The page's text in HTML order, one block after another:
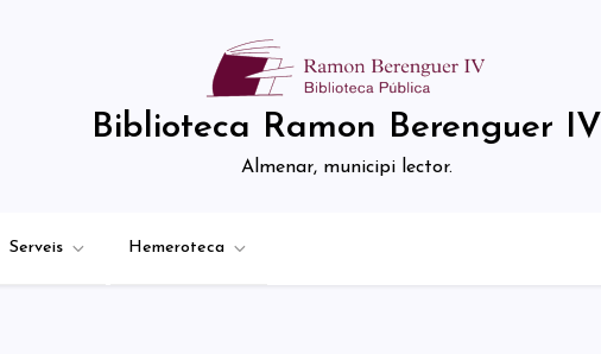
Biblioteca Ramon Berenguer IV
Almenar, municipi lector.
Serveis Hemeroteca